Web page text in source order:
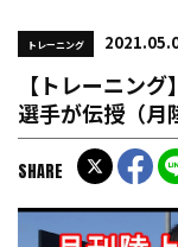
トレーニング
【トレーニン
選手が伝授（月
SHARE